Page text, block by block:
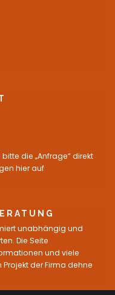
die „Anfrage“ direkt
hier auf
unabhängig und
Die Seite
und viele
der Firma dehne